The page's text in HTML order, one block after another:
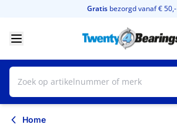
Gratis bezorgd vanaf € 50,-
Home